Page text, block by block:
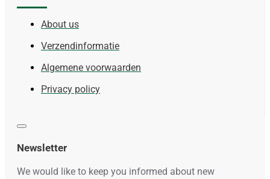
About us
Verzendinformatie
Algemene voorwaarden
Privacy policy
Newsletter
We would like to keep you informed about new